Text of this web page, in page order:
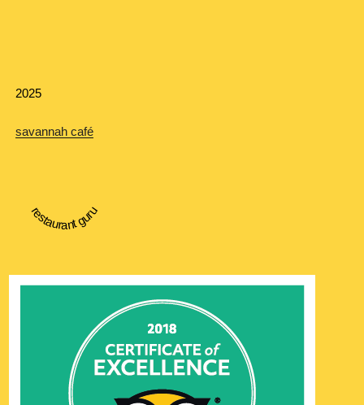
2025
savannah café
restaurant guru